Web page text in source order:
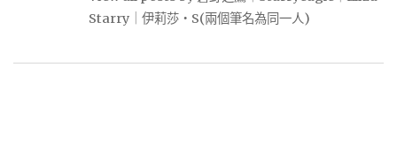
Starry｜伊莉莎・S(兩個筆名為同一人)